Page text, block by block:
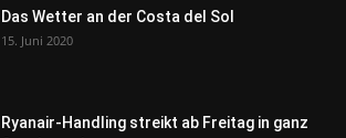
Das Wetter an der Costa del Sol
15. Juni 2020
Ryanair-Handling streikt ab Freitag in ganz